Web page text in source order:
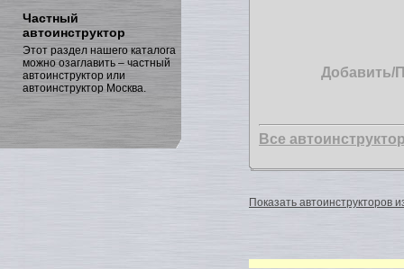
Частный
автоинструктор
Этот раздел нашего каталога
можно озаглавить – частный
автоинструктор или
автоинструктор Москва.
Добавить/
Все
Показать автоинструкторов